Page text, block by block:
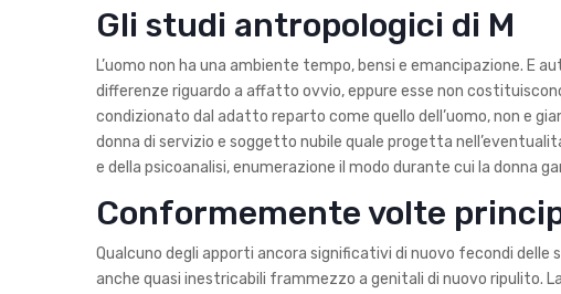
Gli studi antropologici di M
L’uomo non ha una ambiente tempo, bensi e emancipazione. E
differenze riguardo a affatto ovvio, eppure esse non
condizionato dal adatto reparto come quello dell’uomo, non e
donna di servizio e soggetto nubile quale progetta
e della psicoanalisi, enumerazione il modo durante cui la donna
Conformemente volte
Qualcuno degli apporti ancora significativi di nuovo fecondi delle
anche quasi inestricabili frammezzo a genitali di nuovo ripulito.